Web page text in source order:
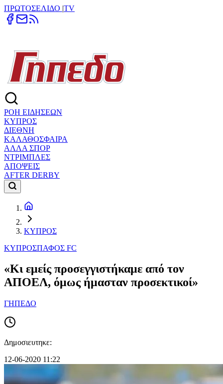
ΠΡΩΤΟΣΕΛΙΔΟ |TV
ΡΟΗ ΕΙΔΗΣΕΩΝ
ΚΥΠΡΟΣ
ΔΙΕΘΝΗ
ΚΑΛΑΘΟΣΦΑΙΡΑ
ΑΛΛΑ ΣΠΟΡ
ΝΤΡΙΜΠΛΕΣ
ΑΠΟΨΕΙΣ
AFTER DERBY
ΚΥΠΡΟΣ
ΚΥΠΡΟΣΠΑΦΟΣ FC
«Κι εμείς προσεγγιστήκαμε από τον
ΑΠΟΕΛ, όμως ήμασταν προσεκτικοί»
ΓΗΠΕΔΟ
Δημοσιευτηκε:
12-06-2020 11:22